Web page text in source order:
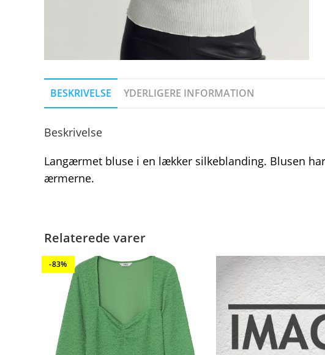
BESKRIVELSE YDERLIGERE INFORMATION
Beskrivelse
Langærmet bluse i en lækker silkeblanding. Blusen
ærmerne.
Relaterede varer
-83%